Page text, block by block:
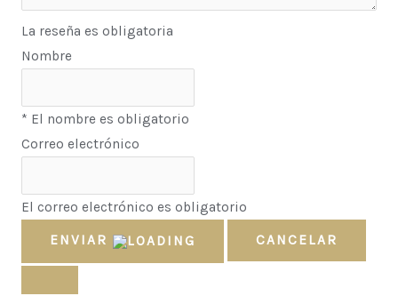
La reseña es obligatoria
Nombre
* El nombre es obligatorio
Correo electrónico
El correo electrónico es obligatorio
ENVIAR CANCELAR